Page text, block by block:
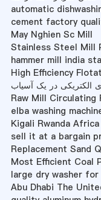
automatic
cement factory
May Nghien Sc Mill
Stainless Steel Mill
hammer mill india
High Efficiency
الکتریکی در یک آسیاب
Raw Mill Circulating
elba washing
Kigali Rwanda
sell it at a bargain
Replacement Sand
Most Efficient Coal
large dry washer for
Abu Dhabi The